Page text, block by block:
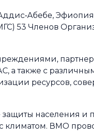
53 Членов
а также с
ресурсов,
населения и
климатом. ВМО